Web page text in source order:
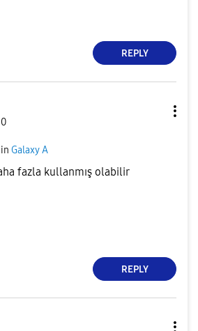
REPLY
in Galaxy A
fazla kullanmış olabilir
REPLY